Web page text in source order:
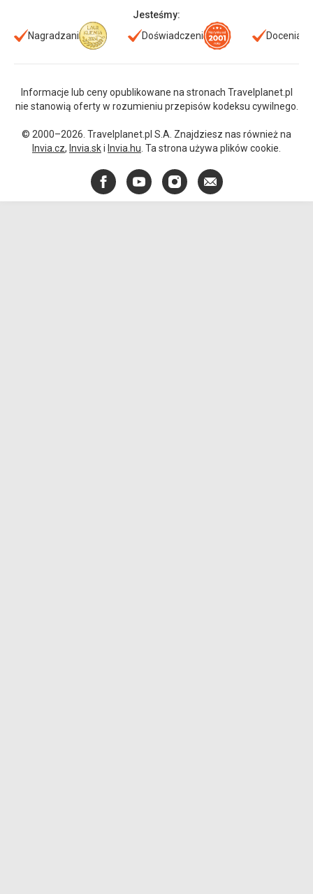
Jesteśmy:
Nagradzani
Doświadczeni Doceniani
Informacje lub ceny opublikowane na stronach Travelplanet.pl
nie stanowią oferty w rozumieniu przepisów kodeksu cywilnego.
© 2000–2026. Travelplanet.pl S.A. Znajdziesz nas również na
Invia.cz, Invia.ski Invia.hu . Ta strona używa plików cookie.
FacebookYouTubeInstagram
E-
mail